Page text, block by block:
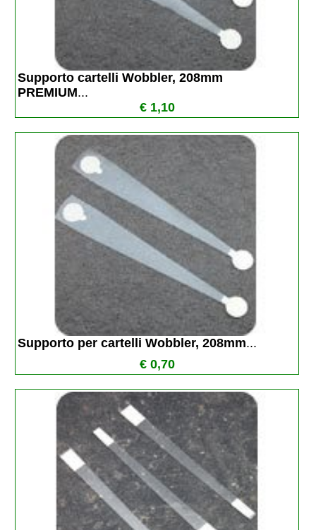
Supporto cartelli Wobbler, 208mm
PREMIUM...
€ 1,10
Supporto per cartelli Wobbler, 208mm...
€ 0,70